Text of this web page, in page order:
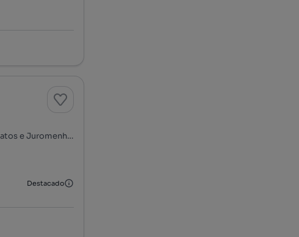
Travessa da Misericórdia, N. S. Conceição, S. Brás dos Matos e Juromenha, Alandroal, Évora
Destacado